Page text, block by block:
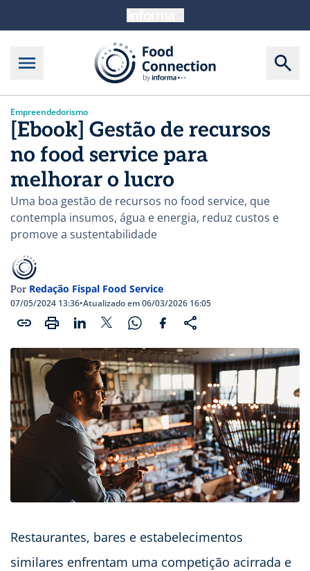
Empreendedorismo
[Ebook] Gestão de recursos
no food service para
melhorar o lucro
Uma boa gestão de recursos no food service, que
contempla insumos, água e energia, reduz custos e
promove a sustentabilidade
Por Redação Fispal Food Service
07/05/2024 13:36•Atualizado em 06/03/2026 16:05
Restaurantes, bares e estabelecimentos
similares enfrentam uma competição acirrada e